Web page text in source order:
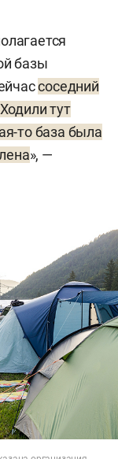
базы
соседний
тут
то база была
», —